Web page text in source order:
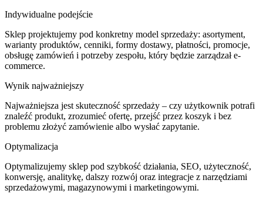
Indywidualne podejście
Sklep projektujemy pod konkretny model sprzedaży: asortyment,
warianty produktów, cenniki, formy dostawy, płatności, promocje,
obsługę zamówień i potrzeby zespołu, który będzie zarządzał e-
commerce.
Wynik najważniejszy
Najważniejsza jest skuteczność sprzedaży – czy użytkownik potrafi
znaleźć produkt, zrozumieć ofertę, przejść przez koszyk i bez
problemu złożyć zamówienie albo wysłać zapytanie.
Optymalizacja
Optymalizujemy sklep pod szybkość działania, SEO, użyteczność,
konwersję, analitykę, dalszy rozwój oraz integracje z narzędziami
sprzedażowymi, magazynowymi i marketingowymi.